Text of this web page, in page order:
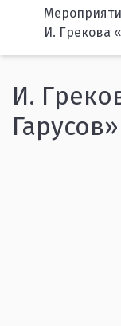
И. Грекова
И.
Гарусов»